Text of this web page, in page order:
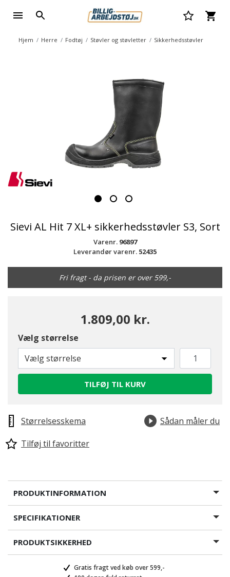
Hjem Herre Fodtøj Støvler og støvletter Sikkerhedsstøvler
Sievi AL Hit 7 XL+ sikkerhedsstøvler S3, Sort
Varenr. 96897
Leverandør varenr. 52435
Fri fragt - da prisen er over 599,-
1.809,00 kr.
Vælg størrelse
Vælg størrelse
TILFØJ TIL KURV
Størrelsesskema
Sådan måler du
Tilføj til favoritter
PRODUKTINFORMATION
SPECIFIKATIONER
PRODUKTSIKKERHED
Gratis fragt ved køb over 599,-